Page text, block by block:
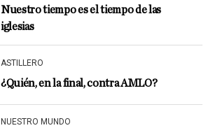
Nuestro tiempo es el tiempo de las
iglesias
ASTILLERO
¿Quién, en la final, contra AMLO?
NUESTRO MUNDO